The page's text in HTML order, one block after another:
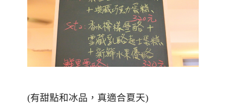
(有甜點和冰品，真適合夏天)